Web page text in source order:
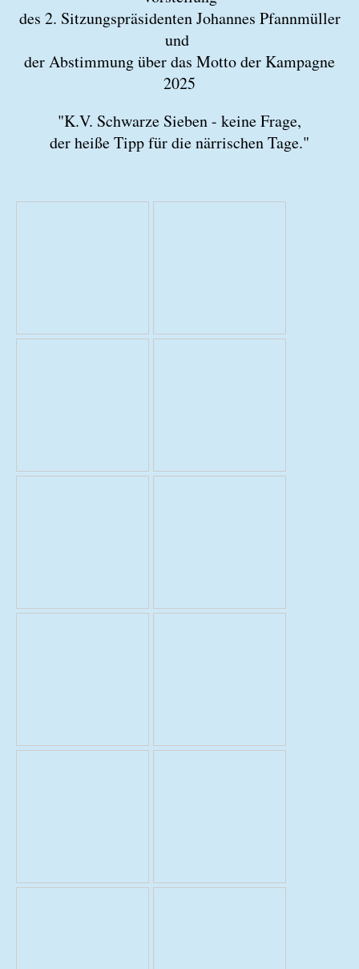
des 2. Sitzungspräsidenten Johannes Pfannmüller
und
der Abstimmung über das Motto der Kampagne
2025
"K.V. Schwarze Sieben - keine Frage,
der heiße Tipp für die närrischen Tage."